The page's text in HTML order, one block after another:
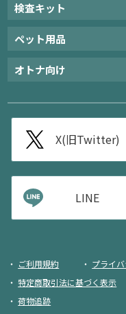
検査キット
ペット用品
オトナ向け
X(旧Twitter)
LINE
ご利用規約
プライ
特定商取引法に基づく表示
荷物追跡